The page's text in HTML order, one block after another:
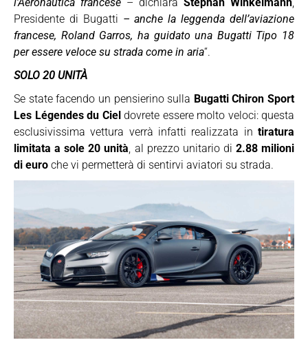
Presidente di Bugatti – anche la leggenda dell’aviazione
francese, Roland Garros, ha guidato una Bugatti Tipo 18
per essere veloce su strada come in aria“.
SOLO 20 UNITÀ
Se state facendo un pensierino sulla Bugatti Chiron Sport
Les Légendes du Cieldovrete essere molto veloci: questa
esclusivissima vettura verrà infatti realizzata in tiratura
limitata a sole 20 unità, al prezzo unitario di 2.88 milioni
di euro che vi permetterà di sentirvi aviatori su strada.